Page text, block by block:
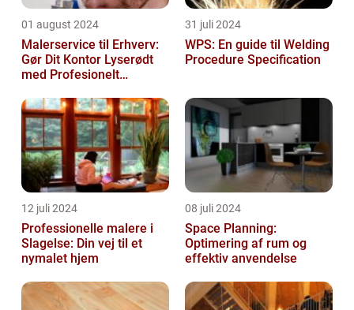
01 august 2024
Malerservice til Erhverv:
Gør Dit Kontor Lyserødt
med Profesionelt
31 juli 2024
WPS: En guide til Welding
Procedure Specification
12 juli 2024
Professionelle malere i
Slagelse: Din vej til et
nymalet hjem
08 juli 2024
Space Planning:
Optimering af rum og
effektiv anvendelse